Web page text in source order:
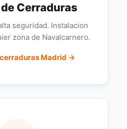
Cerraduras
seguridad. Instalacion
zona de Navalcarnero.
Madrid →